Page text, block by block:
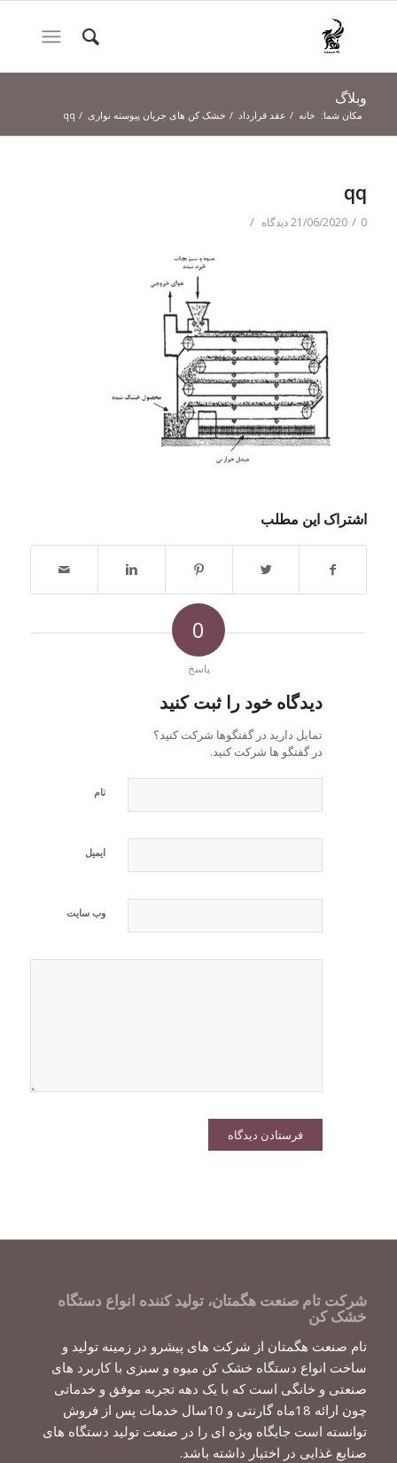
وبلاگ
مکان شما: خانه / عقد قرارداد / خشک کن های جریان پیوسته نواری /
qq
qq
21/06/2020 / 0 دیدگاه /
اشتراک این مطلب
0
پاسخ
دیدگاه خود را ثبت کنید
تمایل دارید در گفتگوها شرکت کنید؟
در گفتگو ها شرکت کنید.
نام
ایمیل
وب‌ سایت
شرکت تام صنعت هگمتان، تولید کننده انواع دستگاه
خشک کن
تام صنعت هگمتان از شرکت های پیشرو در زمینه تولید و
ساخت انواع دستگاه خشک کن میوه و سبزی با کاربرد های
صنعتی و خانگی است که با یک دهه تجربه موفق و خدماتی
چون ارائه 18ماه گارنتی و 10سال خدمات پس از فروش
توانسته است جایگاه ویژه ای را در صنعت تولید دستگاه های
صنایع غذایی در اختیار داشته باشد.